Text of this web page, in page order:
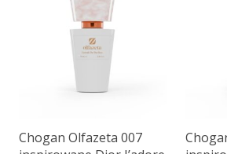
Chogan Olfazeta 007